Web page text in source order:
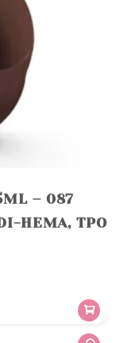
– 087
HEMA, TPO